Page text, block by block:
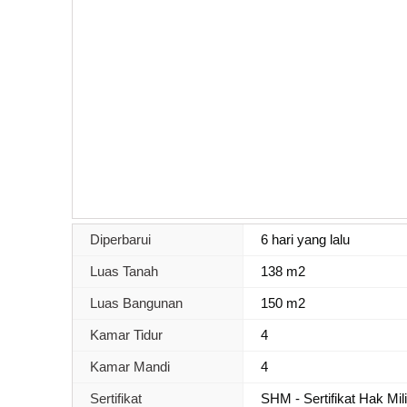
Diperbarui 6 hari yang lalu
Luas Tanah 138 m2
Luas Bangunan 150 m2
Kamar Tidur 4
Kamar Mandi 4
Sertifikat SHM - Sertifikat Hak